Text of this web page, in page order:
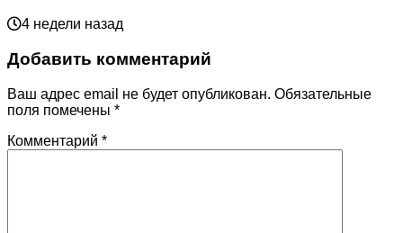
4 недели назад
Добавить комментарий
Ваш адрес email не будет опубликован. Обязательные
поля помечены *
Комментарий *